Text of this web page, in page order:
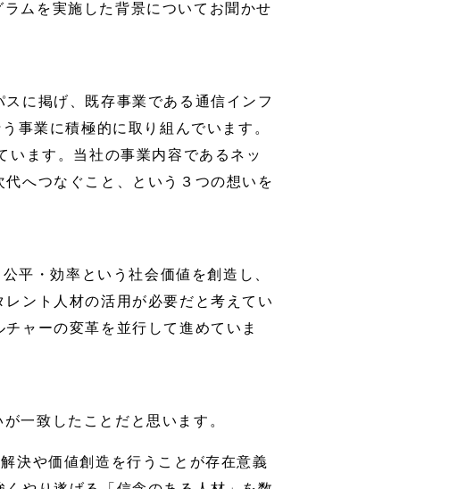
ムを実施した背景についてお聞かせ
に掲げ、既存事業である通信インフ
事業に積極的に取り組んでいます。
ます。当社の事業内容であるネッ
へつなぐこと、という３つの想いを
平・効率という社会価値を創造し、
ント人材の活用が必要だと考えてい
ャーの変革を並行して進めていま
一致したことだと思います。
決や価値創造を行うことが存在意義